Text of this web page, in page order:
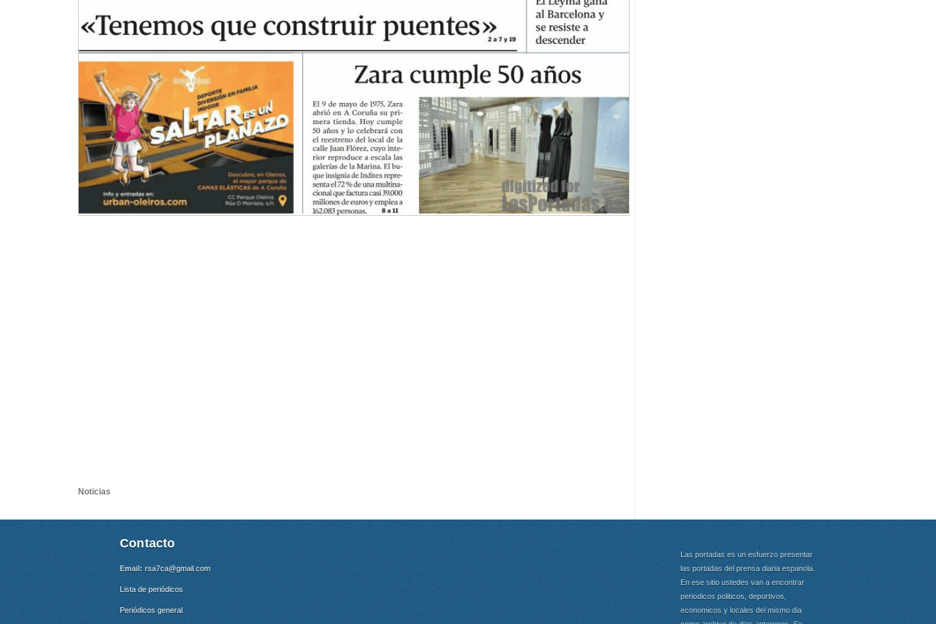
Noticias
Contacto
Email: rsa7ca@gmail.com
Lista de periódicos
Periódicos general
Las portadas es un esfuerzo presentar
las portadas del prensa diaria espanola.
En ese sitio ustedes van a encontrar
periodicos politicos, deportivos,
economicos y locales del mismo dia